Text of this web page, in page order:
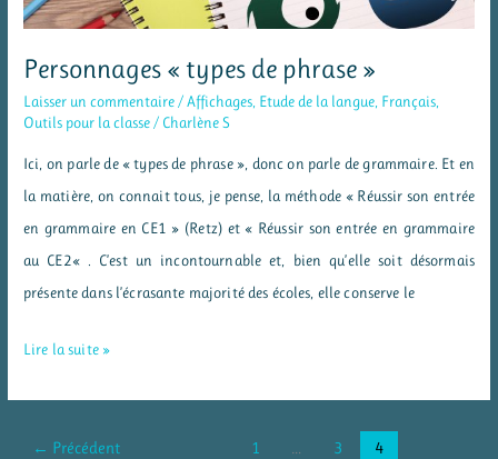
Personnages « types de phrase »
Laisser un commentaire /Affichages Etude de la langue Français
Outils pour la classe / Charlène S
Ici, on parle de « types de phrase », donc on parle de grammaire. Et en
la matière, on connait tous, je pense, la méthode « Réussir son entrée
en grammaire en CE1 » (Retz) et « Réussir son entrée en grammaire
au CE2« . C’est un incontournable et, bien qu’elle soit désormais
présente dans l’écrasante majorité des écoles, elle conserve le
Personnages
phrase »
Lire la suite »
← Précédent 1 … 3 4